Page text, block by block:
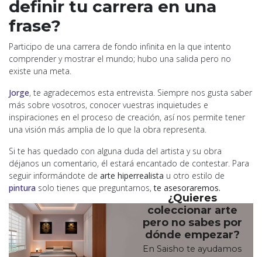
definir tu carrera en una
frase?
Participo de una carrera de fondo infinita en la que intento
comprender y mostrar el mundo; hubo una salida pero no
existe una meta.
Jorge, te agradecemos esta entrevista. Siempre nos gusta saber
más sobre vosotros, conocer vuestras inquietudes e
inspiraciones en el proceso de creación, así nos permite tener
una visión más amplia de lo que la obra representa.
Si te has quedado con alguna duda del artista y su obra
déjanos un comentario, él estará encantado de contestar. Para
seguir informándote de arte hiperrealista u otro estilo de
pintura solo tienes que preguntarnos,te asesoraremos.
¿Quieres
coleccionar arte
pero no sabes por
dónde empezar?
En Saisho te ayudamos